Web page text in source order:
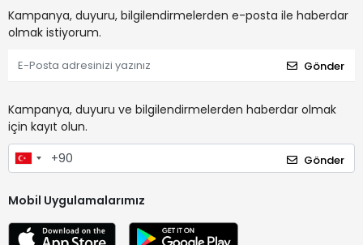
Kampanya, duyuru, bilgilendirmelerden e-posta ile haberdar
olmak istiyorum.
Gönder
Kampanya, duyuru ve bilgilendirmelerden haberdar olmak
için kayıt olun.
Gönder
Mobil Uygulamalarımız